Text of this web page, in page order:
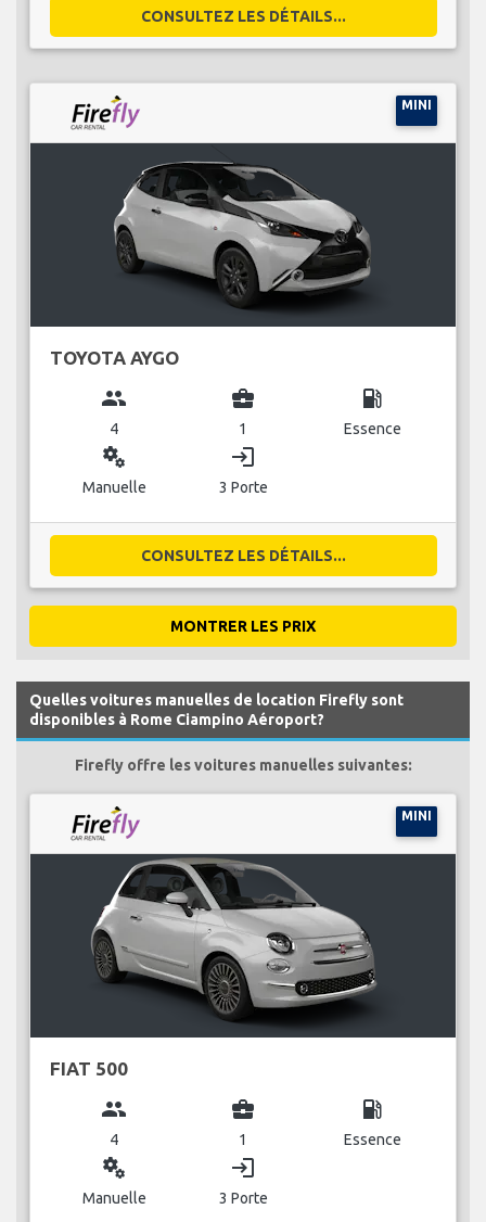
CONSULTEZ LES DÉTAILS...
MINI
TOYOTA AYGO
group
4
business_center
1
local_gas_station
Essence
miscellaneous_services
Manuelle
login
3 Porte
CONSULTEZ LES DÉTAILS...
MONTRER LES PRIX
Quelles voitures manuelles de location Firefly sont
disponibles à Rome Ciampino Aéroport?
Firefly offre les voitures manuelles suivantes:
MINI
FIAT 500
group
4
business_center
1
local_gas_station
Essence
miscellaneous_services
Manuelle
login
3 Porte